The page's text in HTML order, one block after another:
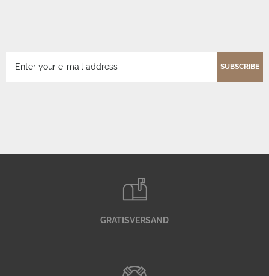
SUBSCRIBE
GRATISVERSAND